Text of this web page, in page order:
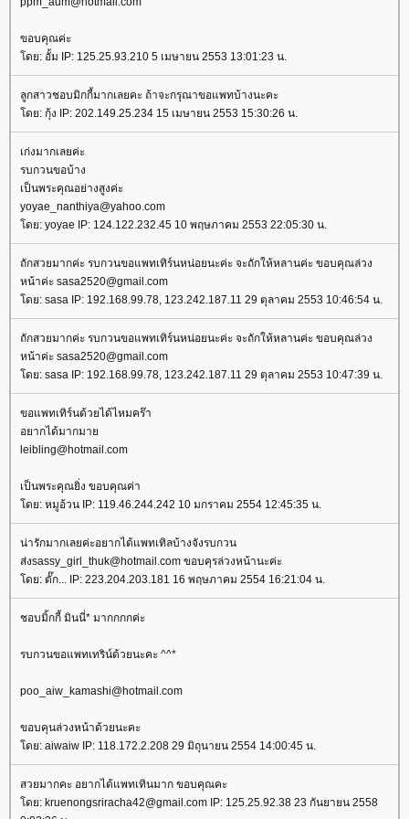
ขอบคุณค่ะ
ดย: อั้ม IP: 125.25.93.210 5 เมษายน 2553 13:01:23 น.
ลูกสาวชอบมิกกี้มากเลยคะ ถ้าจะกรุณาขอแพทบ้างนะคะ
ดย: กุ้ง IP: 202.149.25.234 15 เมษายน 2553 15:30:26 น.
เก่งมากเลยค่ะ
รบกวนขอบ้าง
เป็นพระคุณอย่างสูงค่ะ
yoyae_nanthiya@yahoo.com
ดย: yoyae IP: 124.122.232.45 10 พฤษภาคม 2553 22:05:30 น.
ถักสวยมากค่ะ รบกวนขอแพทเทิร์นหน่อยนะค่ะ จะถักให้หลานค่ะ ขอบคุณล่วง
หน้าค่ะ sasa2520@gmail.com
ดย: sasa IP: 192.168.99.78, 123.242.187.11 29 ตุลาคม 2553 10:46:54 น.
ถักสวยมากค่ะ รบกวนขอแพทเทิร์นหน่อยนะค่ะ จะถักให้หลานค่ะ ขอบคุณล่วง
หน้าค่ะ sasa2520@gmail.com
ดย: sasa IP: 192.168.99.78, 123.242.187.11 29 ตุลาคม 2553 10:47:39 น.
ขอแพทเทิร์นด้วยได้ไหมคร๊า
อยากได้มากมา
leibling@hotmail.com
เป็นพระคุณยิ่ง ขอบคุณค่า
ดย: หมูอ้วน IP: 119.46.244.242 10 มกราคม 2554 12:45:35 น.
น่ารักมากเลยค่ะอยากได้แพทเทิลบ้างจังรบกวน
ส่งsassy_girl_thuk@hotmail.com ขอบคุรล่วงหน้านะค่ะ
ดย: ตั๊ก... IP: 223.204.203.181 16 พฤษภาคม 2554 16:21:04 น.
ชอบมิ้กกี้ มินนี่* มากกกกค่ะ
รบกวนขอแพทเทริน์ด้วยนะคะ ^^*
poo_aiw_kamashi@hotmail.com
ขอบคุนล่วงหน้าด้วยนะคะ
ดย: aiwaiw IP: 118.172.2.208 29 มิถุนายน 2554 14:00:45 น.
สวยมากคะ อยากได้แพทเทินมาก ขอบคุณคะ
ดย: kruenongsriracha42@gmail.com IP: 125.25.92.38 23 กันยายน 2558